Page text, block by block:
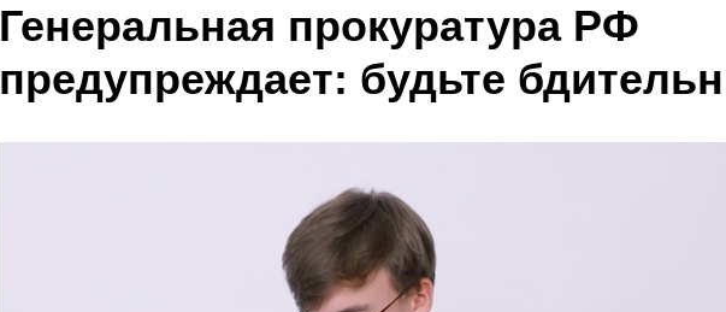
Генеральная прокуратура РФ
предупреждает: будьте